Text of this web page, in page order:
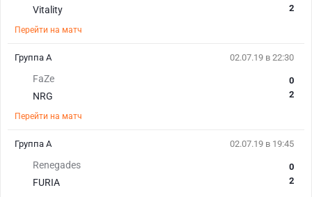
Vitality
2
Перейти на матч
02.07.19 в 22:30
FaZe
NRG
0
2
Перейти на матч
Группа A
02.07.19 в 19:45
Renegades
FURIA
0
2
Группа A